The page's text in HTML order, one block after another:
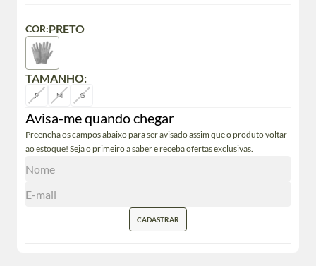
TAMANHO:
P M G
COR:PRETO
Avisa-me quando chegar
Preencha os campos abaixo para ser avisado assim que o produto voltar
ao estoque! Seja o primeiro a saber e receba ofertas exclusivas.
CADASTRAR